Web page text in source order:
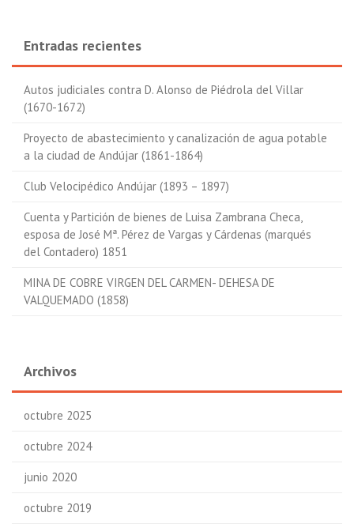
Entradas recientes
Autos judiciales contra D. Alonso de Piédrola del Villar
(1670-1672)
Proyecto de abastecimiento y canalización de agua potable
a la ciudad de Andújar (1861-1864)
Club Velocipédico Andújar (1893 – 1897)
Cuenta y Partición de bienes de Luisa Zambrana Checa,
esposa de José Mª. Pérez de Vargas y Cárdenas (marqués
del Contadero) 1851
MINA DE COBRE VIRGEN DEL CARMEN- DEHESA DE
VALQUEMADO (1858)
Archivos
octubre 2025
octubre 2024
junio 2020
octubre 2019